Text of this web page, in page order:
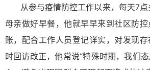
从参与疫情防控工作以来，每天7点
母亲做好早餐，他就早早来到社区防
账，配合工作人员登记详实，对发现
时回访改正，他常说“特殊时期，我们